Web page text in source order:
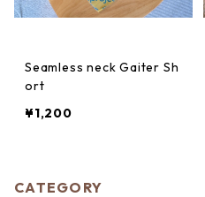
Seamless neck Gaiter Sh
ort
¥1,200
CATEGORY